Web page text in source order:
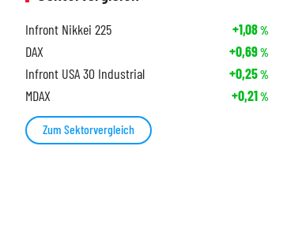
Infront Nikkei 225
+1,08%
DAX +0,69%
Infront USA 30 Industrial +0,25%
MDAX +0,21%
Zum Sektorvergleich